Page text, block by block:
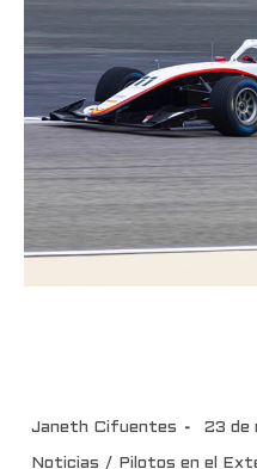
Janeth Cifuentes 23 de
Noticias / Pilotos en el